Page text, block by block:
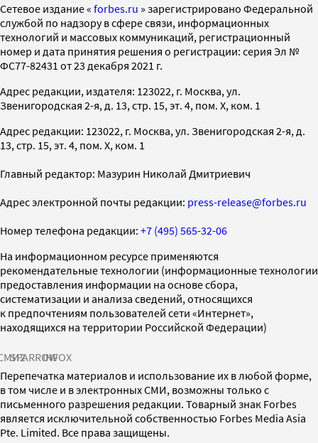
Cетевое издание « forbes.ru » зарегистрировано Федеральной
службой по надзору в сфере связи, информационных
технологий и массовых коммуникаций, регистрационный
номер и дата принятия решения о регистрации: серия Эл №
ФС77-82431 от 23 декабря 2021 г.
Адрес редакции, издателя: 123022, г. Москва, ул.
Звенигородская 2-я, д. 13, стр. 15, эт. 4, пом. X, ком. 1
Адрес редакции: 123022, г. Москва, ул. Звенигородская 2-я, д.
13, стр. 15, эт. 4, пом. X, ком. 1
Главный редактор: Мазурин Николай Дмитриевич
Адрес электронной почты редакции: press-release@forbes.ru
Номер телефона редакции: +7 (495) 565-32-06
На информационном ресурсе применяются
рекомендательные технологии (информационные технологии
предоставления информации на основе сбора,
систематизации и анализа сведений, относящихся
к предпочтениям пользователей сети «Интернет»,
находящихся на территории Российской Федерации)
SPARROWINFOX
Перепечатка материалов и использование их в любой форме,
в том числе и в электронных СМИ, возможны только с
письменного разрешения редакции. Товарный знак Forbes
является исключительной собственностью Forbes Media Asia
Pte. Limited. Все права защищены.